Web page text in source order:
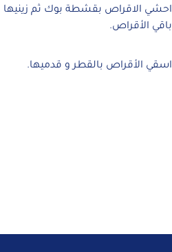
احشي الاقراص بقشطة بوك ثم زينيها
باقي الأقراص.
اسقي الأقراص بالقطر و قدميها.